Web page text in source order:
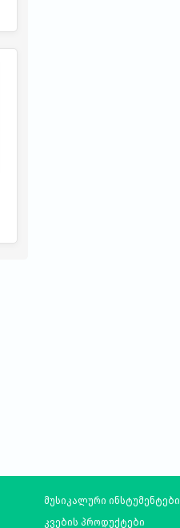
მუსიკალური ინსტუმენტები
კვების პროდუქტები